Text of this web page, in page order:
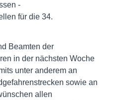
-
für die 34.
Beamten der
in der nächsten Woche
unter anderem an
sowie an
allen